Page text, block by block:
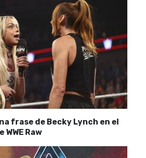
frase de Becky Lynch en el
Raw